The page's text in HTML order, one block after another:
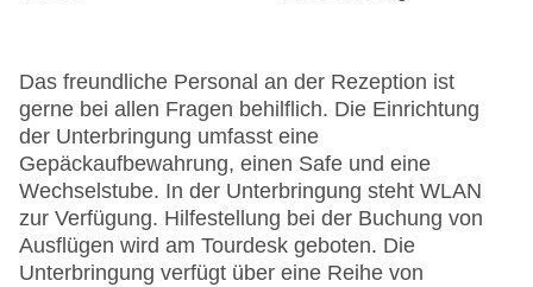
Das freundliche Personal an der Rezeption ist
gerne bei allen Fragen behilflich. Die Einrichtung
der Unterbringung umfasst eine
Gepäckaufbewahrung, einen Safe und eine
Wechselstube. In der Unterbringung steht WLAN
zur Verfügung. Hilfestellung bei der Buchung von
Ausflügen wird am Tourdesk geboten. Die
Unterbringung verfügt über eine Reihe von